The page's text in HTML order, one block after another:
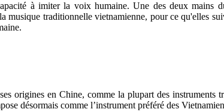
à imiter la voix humaine. Une des deux
musique traditionnelle vietnamienne, pour ce qu'elles
origines en Chine, comme la plupart des
désormais comme l’instrument préféré des